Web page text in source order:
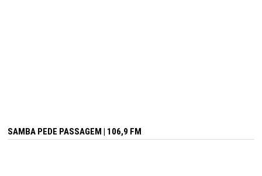
SAMBA PEDE PASSAGEM | 106,9 FM